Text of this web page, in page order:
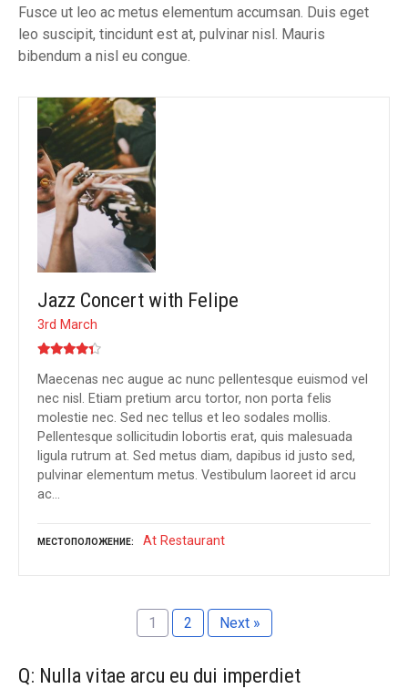
Fusce ut leo ac metus elementum accumsan. Duis eget
leo suscipit, tincidunt est at, pulvinar nisl. Mauris
bibendum a nisl eu congue.
Jazz Concert with Felipe
3rd March
Maecenas nec augue ac nunc pellentesque euismod vel
nec nisl. Etiam pretium arcu tortor, non porta felis
molestie nec. Sed nec tellus et leo sodales mollis.
Pellentesque sollicitudin lobortis erat, quis malesuada
ligula rutrum at. Sed metus diam, dapibus id justo sed,
pulvinar elementum metus. Vestibulum laoreet id arcu
ac…
МЕСТОПОЛОЖЕНИЕ At Restaurant
1 2 Next »
Q: Nulla vitae arcu eu dui imperdiet